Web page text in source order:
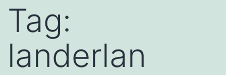
Tag:
landerlan